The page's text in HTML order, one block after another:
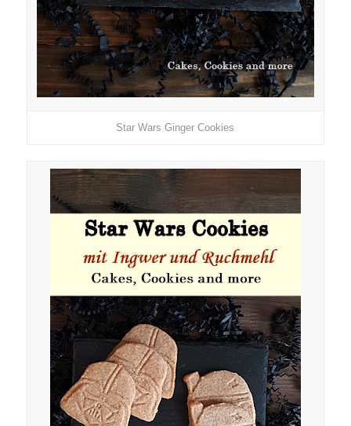
Star Wars Ginger Cookies